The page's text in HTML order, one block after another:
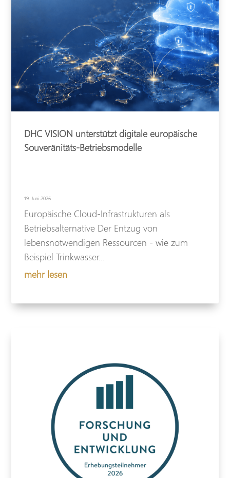
DHC VISION unterstützt digitale europäische
Souveränitäts-Betriebsmodelle
19. Juni 2026
Europäische Cloud-Infrastrukturen als
Betriebsalternative Der Entzug von
lebensnotwendigen Ressourcen - wie zum
Beispiel Trinkwasser...
mehr lesen